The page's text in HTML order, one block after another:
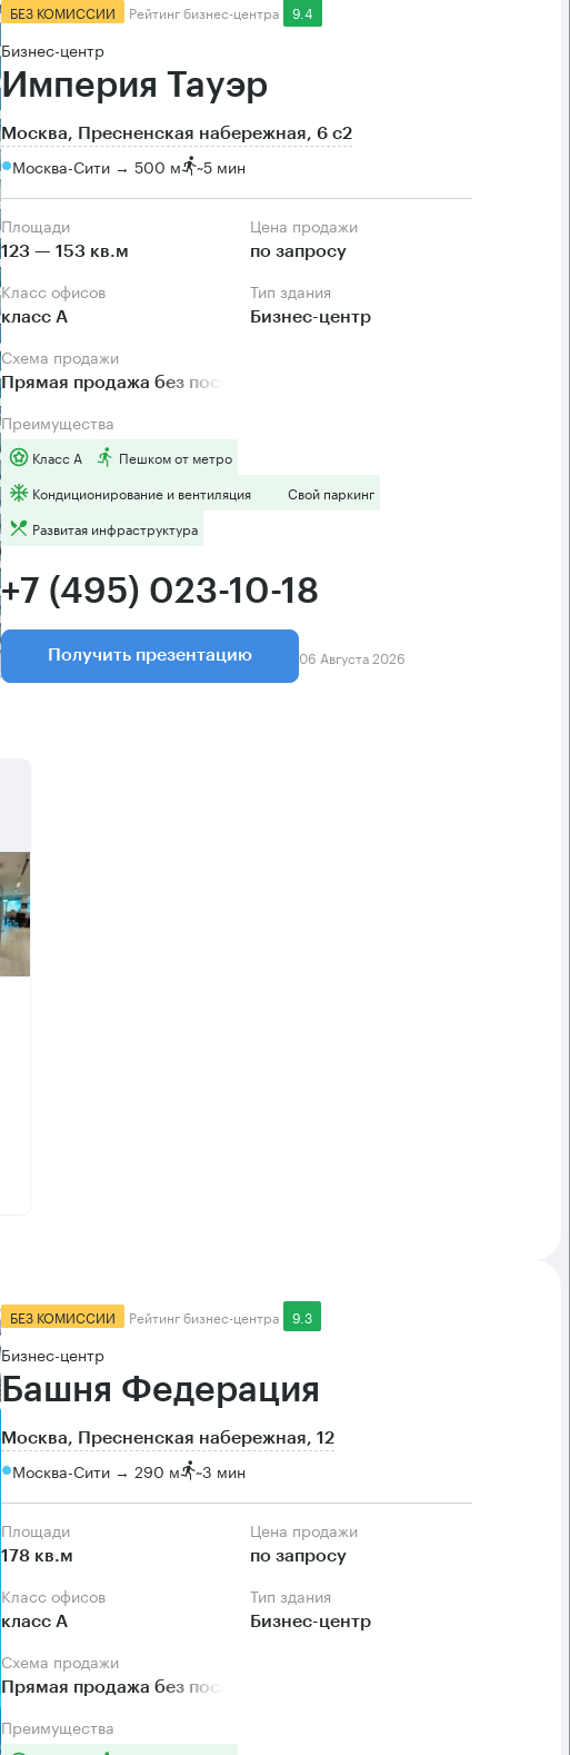
БЕЗ КОМИССИИ Рейтинг бизнес-центра 9.4
Бизнес-центр
Империя Тауэр
Москва, Пресненская набережная, 6 с2
Москва-Сити → 500 м ~5 мин
Площади
123 — 153 кв.м
Цена продажи
по запросу
Класс офисов
класс А
Тип здания
Бизнес-центр
Схема продажи
Прямая продажа без посредников
Преимущества
Класс А
Пешком от метро
Кондиционирование и вентиляция
Свой паркинг
Развитая инфраструктура
+7 (495) 023-10-18
Получить презентацию 06 Августа 2026
БЕЗ КОМИССИИ Рейтинг бизнес-центра 9.3
Бизнес-центр
Башня Федерация
Москва, Пресненская набережная, 12
Москва-Сити → 290 м ~3 мин
Площади
178 кв.м
Цена продажи
по запросу
Класс офисов
класс А
Тип здания
Бизнес-центр
Схема продажи
Прямая продажа без посредников
Преимущества